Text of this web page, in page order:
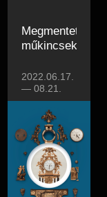
Megmentett
műkincsek
2022.06.17.
— 08.21.